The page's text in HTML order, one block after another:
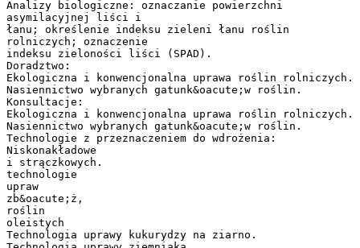
Analizy biologiczne: oznaczanie powierzchni
asymilacyjnej liści i
łanu; określenie indeksu zieleni łanu roślin
rolniczych; oznaczenie
indeksu zieloności liści (SPAD).
Doradztwo:
Ekologiczna i konwencjonalna uprawa roślin rolniczych.
Nasiennictwo wybranych gatunk&oacute;w roślin.
Konsultacje:
Ekologiczna i konwencjonalna uprawa roślin rolniczych.
Nasiennictwo wybranych gatunk&oacute;w roślin.
Technologie z przeznaczeniem do wdrożenia:
Niskonakładowe
i strączkowych.
technologie
upraw
zb&oacute;ż,
roślin
oleistych
Technologia uprawy kukurydzy na ziarno.